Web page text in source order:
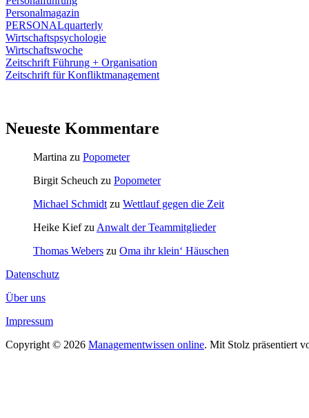
Personalmagazin
PERSONALquarterly
Wirtschaftspsychologie
Wirtschaftswoche
Zeitschrift Führung + Organisation
Zeitschrift für Konfliktmanagement
Neueste Kommentare
Martina zu Popometer
Birgit Scheuch zu Popometer
Michael Schmidtzu Wettlauf gegen die Zeit
Heike KiefzuAnwalt der Teammitglieder
Thomas Webers zu Oma ihr klein‘ Häuschen
Datenschutz
Über uns
Impressum
Copyright © 2026 Managementwissen online. Mit Stolz präsentiert